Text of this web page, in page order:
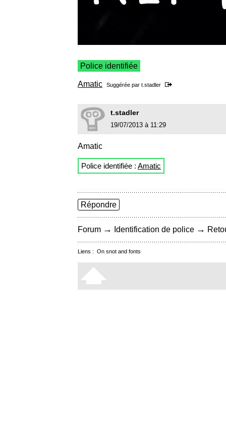
Police identifiée
Amatic Suggérée par t.stadler
t.stadler
19/07/2013 à 11:29
Amatic
Police identifiée : Amatic
Répondre
Forum → Identification de police →
Liens : On snot and fonts